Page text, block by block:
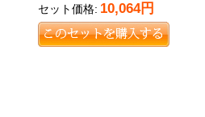
セット価格: 10,064円